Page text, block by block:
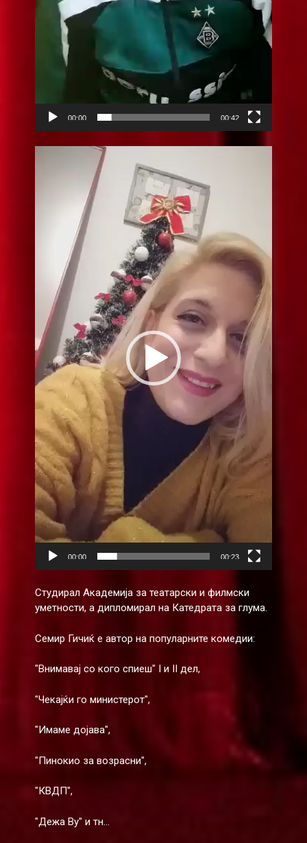
00:00 00:42
00:00 00:23
Студирал Академија за театарски и филмски
уметности, а дипломирал на Катедрата за глума.
Семир Гичиќ е автор на популарните комедии:
"Внимавај со кого спиеш" I и II дел,
"Чекајќи го министерот",
"Имаме дојава",
"Пинокио ​​за возрасни",
"КВДП",
"Дежа Ву" и тн...